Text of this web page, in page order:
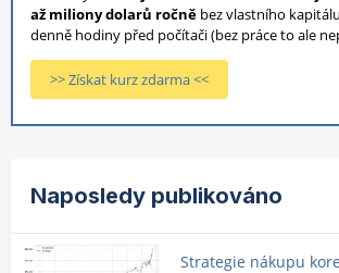
až miliony dolarů ročně bez vlastního
denně hodiny před počítači (bez práce to ale
>> Získat kurz zdarma <<
Naposledy publikováno
Strategie nákupu